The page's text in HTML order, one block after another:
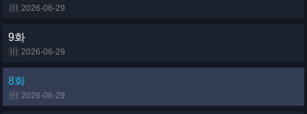
2026-06-29
9화
2026-06-29
8화
2026-06-29